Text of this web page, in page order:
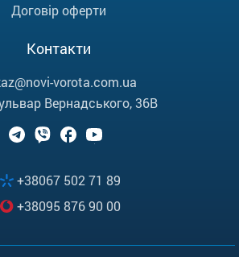
Договір оферти
Контакти
vorota.com.ua
Вернадського, 36В
+38067 502 71 89
+38095 876 90 00